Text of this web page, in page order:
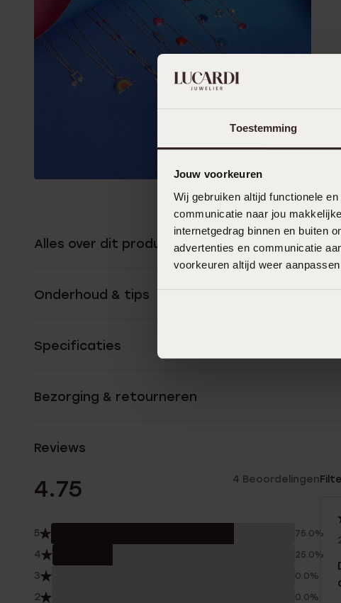
Toestemming
Jouw voorkeuren
Wij gebruiken altijd functionele
communicatie naar jou
internetgedrag binnen en buiten
advertenties en communicatie
voorkeuren altijd weer
Alles over dit product
Onderhoud & tips
Specificaties
Bezorging & retourneren
Reviews
4.75 4 Beoordelingen
5 75.0%
4 25.0%
3 0.0%
2 0.0%